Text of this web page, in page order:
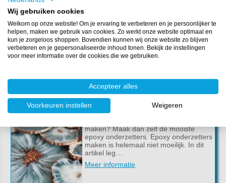
DIY | Zelf epoxy klokken maken (Resin Art)
In dit artikel leggen wij je uit hoe je heel
eenvoudig zelf een klok maakt. Je hebt
hier RESION UV Epoxy Resin en
verschillende epoxypigmenten voor
nodig.…
Epoxy onderzetters maken [handleiding]
maken? Maak dan zelf de mooiste
epoxy onderzetters. Epoxy onderzetters
maken is helemaal niet moeilijk. In dit
artikel leg…
Meer informatie
Wij gebruiken cookies
Welkom op onze website! Om je ervaring te verbeteren en je persoonlijker te
helpen, maken we gebruik van cookies. Zo werkt onze website optimaal en
kun je zorgeloos shoppen. Bovendien kunnen wij onze website zo blijven
verbeteren en je gepersonaliseerde inhoud tonen. Bekijk de instellingen
voor meer informatie over de cookies die we gebruiken.
Accepteer alles
Voorkeuren instellen Weigeren